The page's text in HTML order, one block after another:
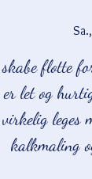
flotte
let og
leges